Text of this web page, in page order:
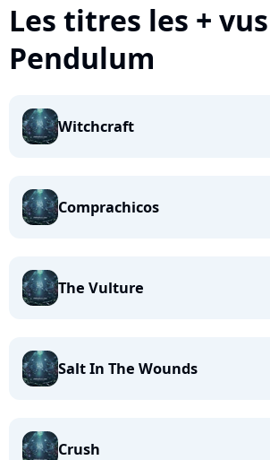
Les titres les +
Pendulum
Witchcraft
Comprachicos
The Vulture
Salt In The Wounds
Crush